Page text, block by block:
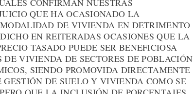
CONFIRMAN NUESTRAS
QUE HA OCASIONADO LA
DE VIVIENDA EN DETRIMENTO
EN REITERADAS OCASIONES QUE LA
TASADO PUEDE SER BENEFICIOSA
VIVIENDA DE SECTORES DE POBLACIÓN
SIENDO PROMOVIDA DIRECTAMENTE
GESTIÓN DE SUELO Y VIVIENDA COMO SE